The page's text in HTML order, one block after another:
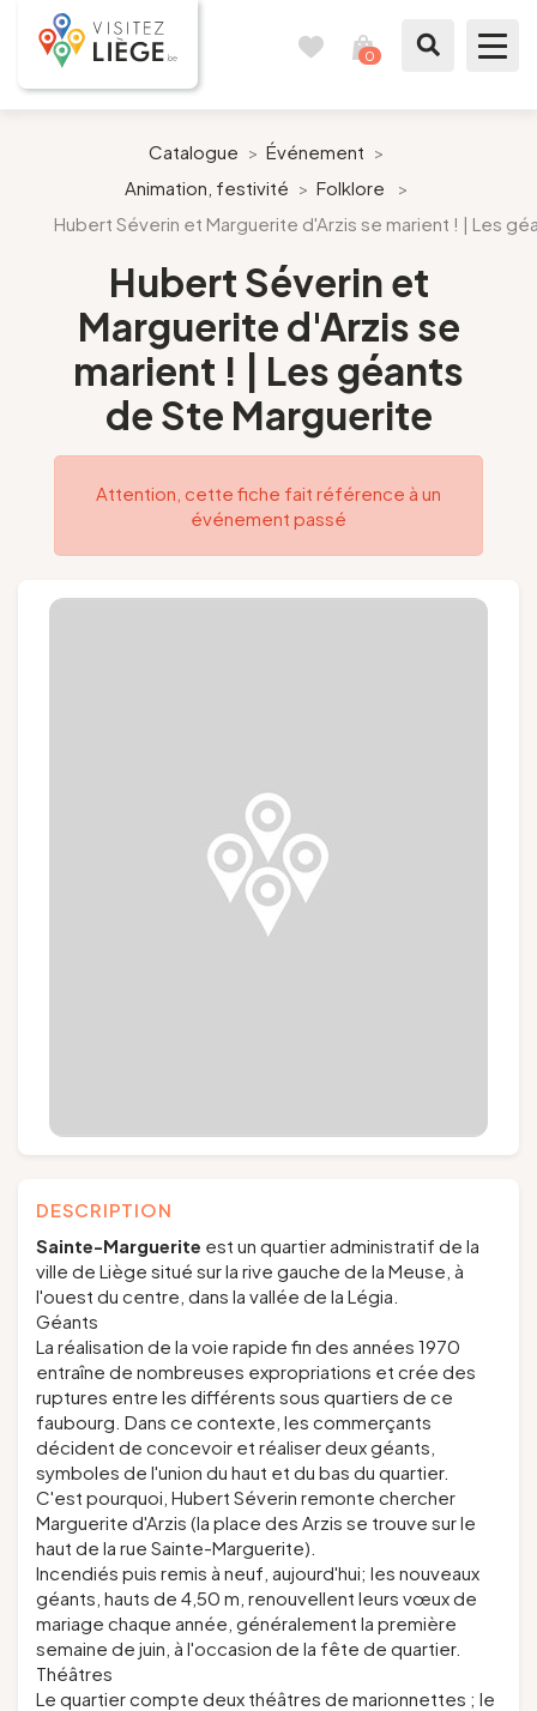
0
Comme un Liégeois
Préparer mon séjour
Nos suggestions
Pays de Liège
Agenda
Catalogue > Événement >
Animation, festivité > Folklore
>
Hubert Séverin et Marguerite d'Arzis se marient ! | Les
Hubert Séverin et
Marguerite d'Arzis se
marient ! | Les géants
de Ste Marguerite
Attention, cette fiche fait référence à un
événement passé
DESCRIPTION
Sainte-Marguerite est un quartier administratif de la
ville de Liège situé sur la rive gauche de la Meuse, à
l'ouest du centre, dans la vallée de la Légia.
Géants
La réalisation de la voie rapide fin des années 1970
entraîne de nombreuses expropriations et crée des
ruptures entre les différents sous quartiers de ce
faubourg. Dans ce contexte, les commerçants
décident de concevoir et réaliser deux géants,
symboles de l'union du haut et du bas du quartier.
C'est pourquoi, Hubert Séverin remonte chercher
Marguerite d'Arzis (la place des Arzis se trouve sur le
haut de la rue Sainte-Marguerite).
Incendiés puis remis à neuf, aujourd'hui; les nouveaux
géants, hauts de 4,50 m, renouvellent leurs vœux de
mariage chaque année, généralement la première
semaine de juin, à l'occasion de la fête de quartier.
Théâtres
Le quartier compte deux théâtres de marionnettes ; le